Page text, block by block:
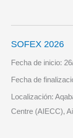
SOFEX 2026
Fecha de inicio:
Fecha de
Localización:
Centre (AIECC),